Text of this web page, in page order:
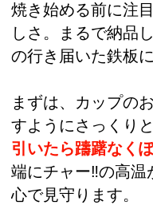
焼き始める前に注
しさ。まるで納品
の行き届いた鉄板
まずは、カップの
すようにさっくり
引いたら躊躇なく
端にチャー‼の高温
心で見守ります。